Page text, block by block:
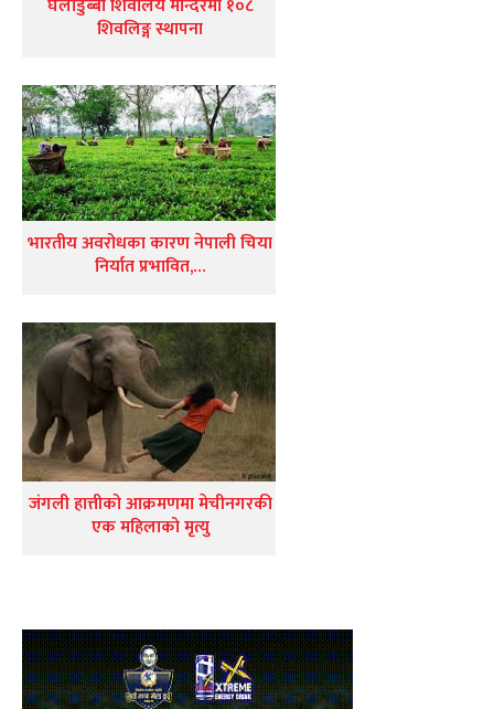
शिवलिङ्ग स्थापना
भारतीय अवरोधका कारण नेपाली चिया
निर्यात प्रभावित,…
जंगली हात्तीको आक्रमणमा मेचीनगरकी
एक महिलाको मृत्यु